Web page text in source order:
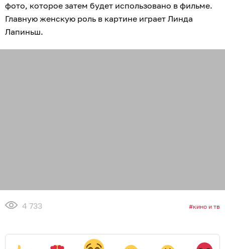
фото, которое затем будет использовано в фильме.
Главную женскую роль в картине играет Линда
Лапиньш.
4 733 кино и тв